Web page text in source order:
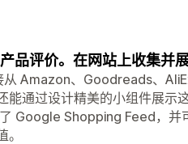
评价。在网站上收集并
Amazon、Goodreads、
能通过设计精美的小组件展示
Google Shopping Feed，并